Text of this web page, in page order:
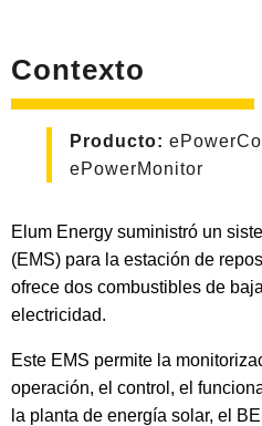
Contexto
Producto:
ePowerMonitor
Elum Energy suministró un
(EMS) para la estación de
ofrece dos combustibles de
electricidad.
Este EMS permite la
operación, el control, el
la planta de energía solar, el